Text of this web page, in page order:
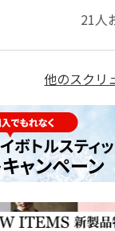
21人
他のスクリ